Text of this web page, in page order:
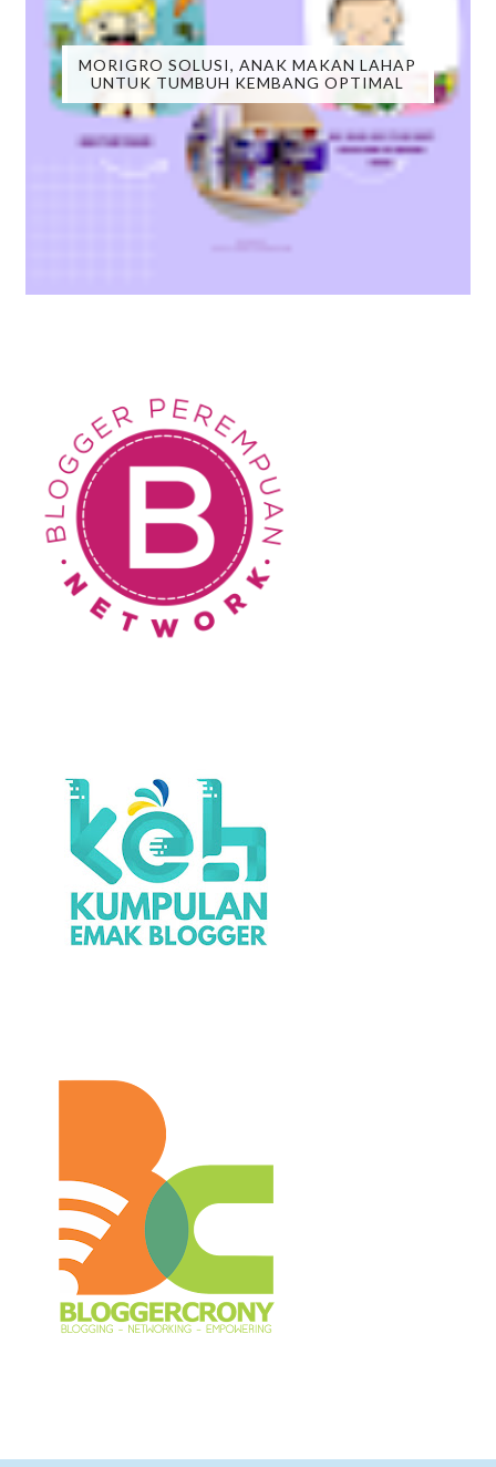
MORIGRO SOLUSI, ANAK MAKAN LAHAP
UNTUK TUMBUH KEMBANG OPTIMAL